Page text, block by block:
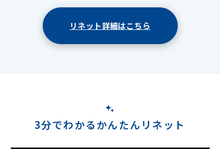
リネット詳細はこちら
3分でわかるかんたんリネット